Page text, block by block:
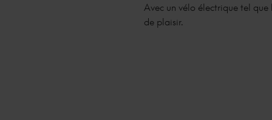
Avec un vélo électrique tel que
de plaisir.